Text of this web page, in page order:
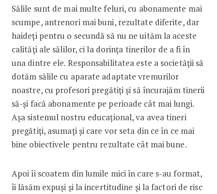
Sălile sunt de mai multe ­feluri, cu abonamente mai
scumpe, antrenori mai buni, rezultate diferite, dar
haideți pentru o secundă să nu ne uităm la aceste
calități ale sălilor, ci la dorința tine­rilor de a fi în
una dintre ele. Responsabilitatea este a societății să
dotăm sălile cu aparate adaptate vremurilor
noastre, cu profesori pregătiți și să încurajăm tinerii
să-și facă abonamente pe perioade cât mai lungi.
Așa sistemul nostru educațional, va avea tineri
pregătiți, asumați și care vor seta din ce în ce mai
bine obiectivele pentru rezultate cât mai bune.
Apoi îi scoatem din lumile mici în care s-au format,
îi lăsăm expuși și la incertitudine și la factori de risc